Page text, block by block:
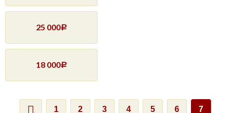
25 000Р
18 000Р
1 2 3 4 5 6 7